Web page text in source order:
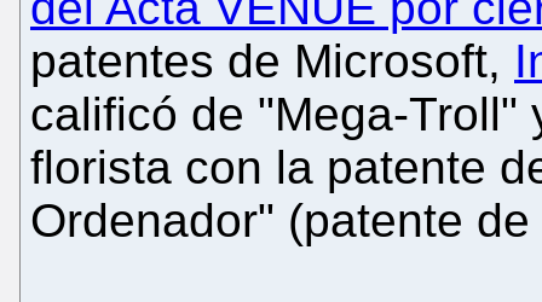
patentes de Microsoft,
calificó de "Mega-Troll"
florista con la patente
Ordenador" (patente